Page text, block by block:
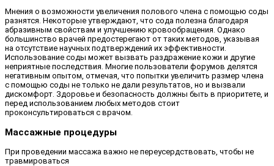
Мнения о возможности увеличения полового члена с помощью соды
разнятся. Некоторые утверждают, что сода полезна благодаря
абразивным свойствам и улучшению кровообращения. Однако
большинство врачей предостерегают от таких методов, указывая
на отсутствие научных подтверждений их эффективности.
Использование соды может вызвать раздражение кожи и другие
неприятные последствия. Многие пользователи форумов делятся
негативным опытом, отмечая, что попытки увеличить размер члена
с помощью соды не только не дали результатов, но и вызвали
дискомфорт. Здоровье и безопасность должны быть в приоритете, и
перед использованием любых методов стоит
проконсультироваться с врачом.
Массажные процедуры
При проведении массажа важно не переусердствовать, чтобы не
травмироваться